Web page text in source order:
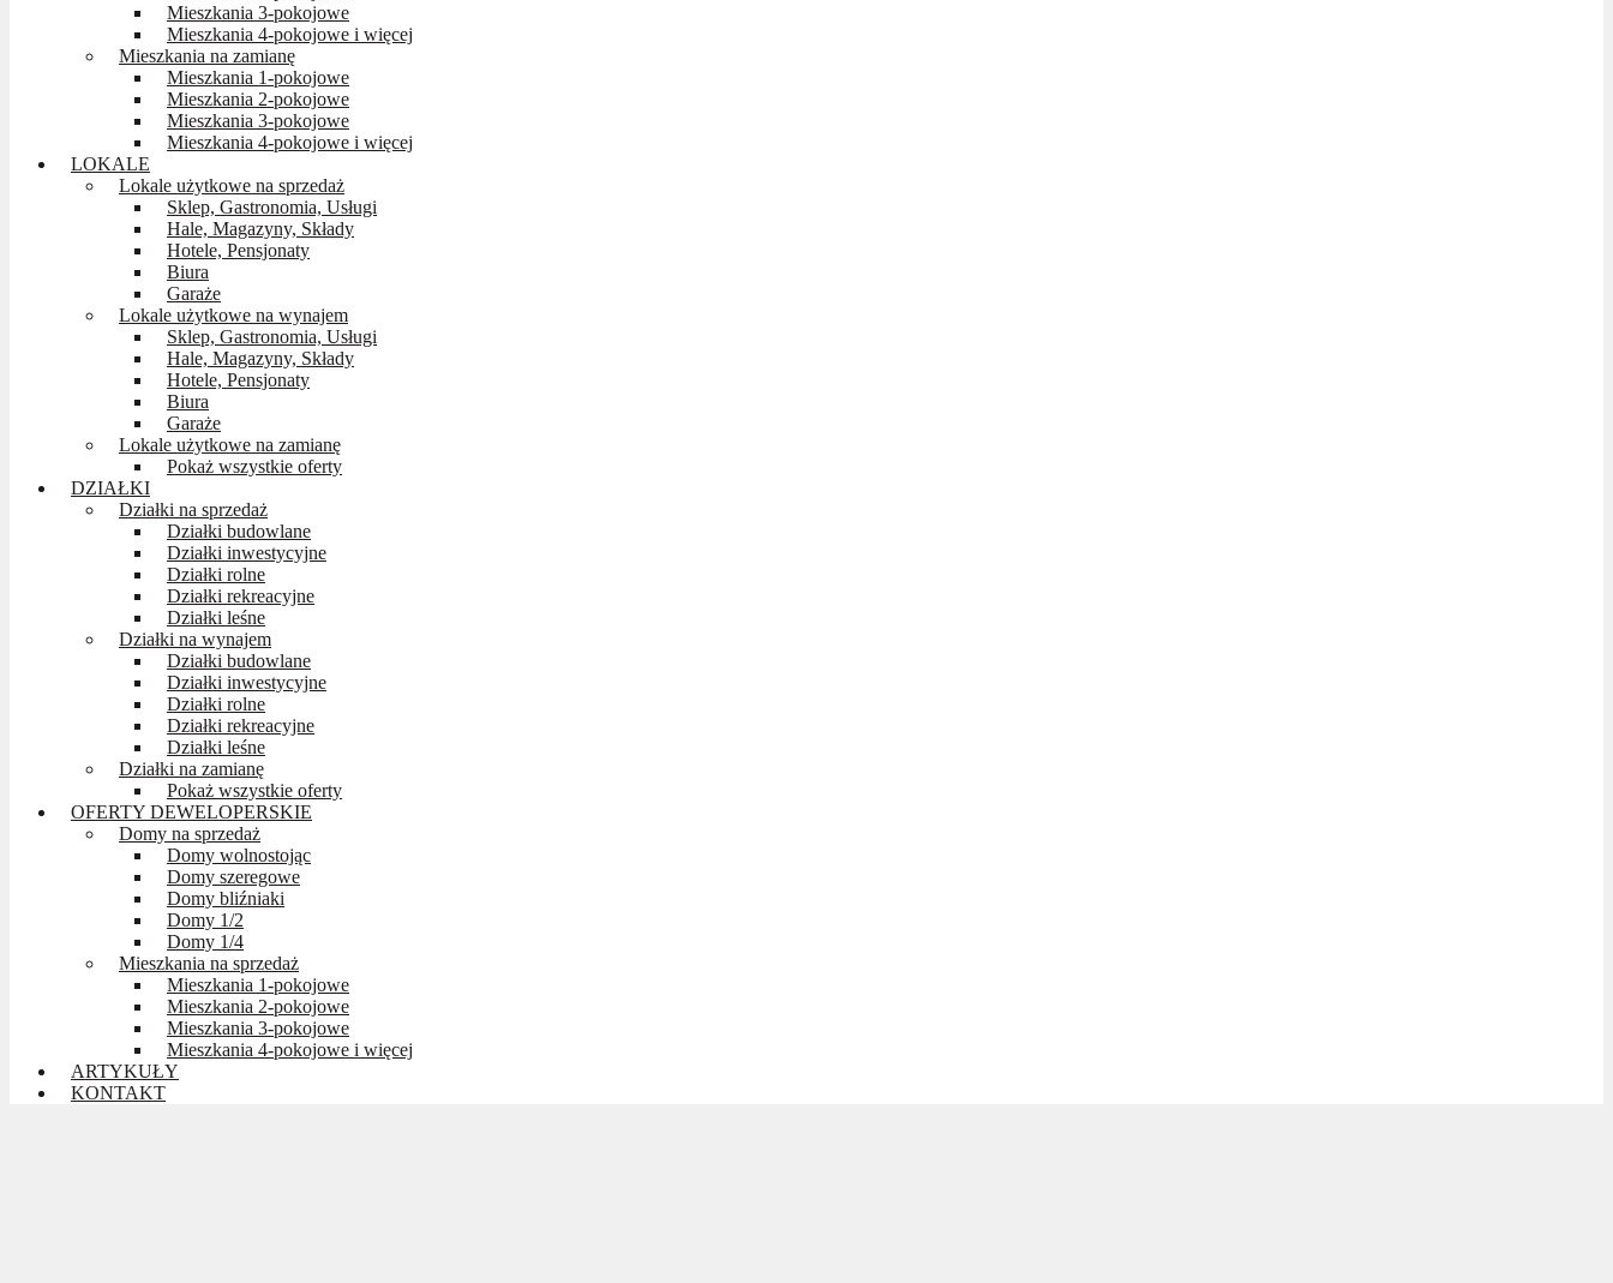
Mieszkania 3-pokojowe
Mieszkania 4-pokojowe i więcej
Mieszkania na zamianę
Mieszkania 1-pokojowe
Mieszkania 2-pokojowe
Mieszkania 3-pokojowe
Mieszkania 4-pokojowe i więcej
LOKALE
Lokale użytkowe na sprzedaż
Sklep, Gastronomia, Usługi
Hale, Magazyny, Składy
Hotele, Pensjonaty
Biura
Garaże
Lokale użytkowe na wynajem
Sklep, Gastronomia, Usługi
Hale, Magazyny, Składy
Hotele, Pensjonaty
Biura
Garaże
Lokale użytkowe na zamianę
Pokaż wszystkie oferty
DZIAŁKI
Działki na sprzedaż
Działki budowlane
Działki inwestycyjne
Działki rolne
Działki rekreacyjne
Działki leśne
Działki na wynajem
Działki budowlane
Działki inwestycyjne
Działki rolne
Działki rekreacyjne
Działki leśne
Działki na zamianę
Pokaż wszystkie oferty
OFERTY DEWELOPERSKIE
Domy na sprzedaż
Domy wolnostojąc
Domy szeregowe
Domy bliźniaki
Domy 1/2
Domy 1/4
Mieszkania na sprzedaż
Mieszkania 1-pokojowe
Mieszkania 2-pokojowe
Mieszkania 3-pokojowe
Mieszkania 4-pokojowe i więcej
ARTYKUŁY
KONTAKT